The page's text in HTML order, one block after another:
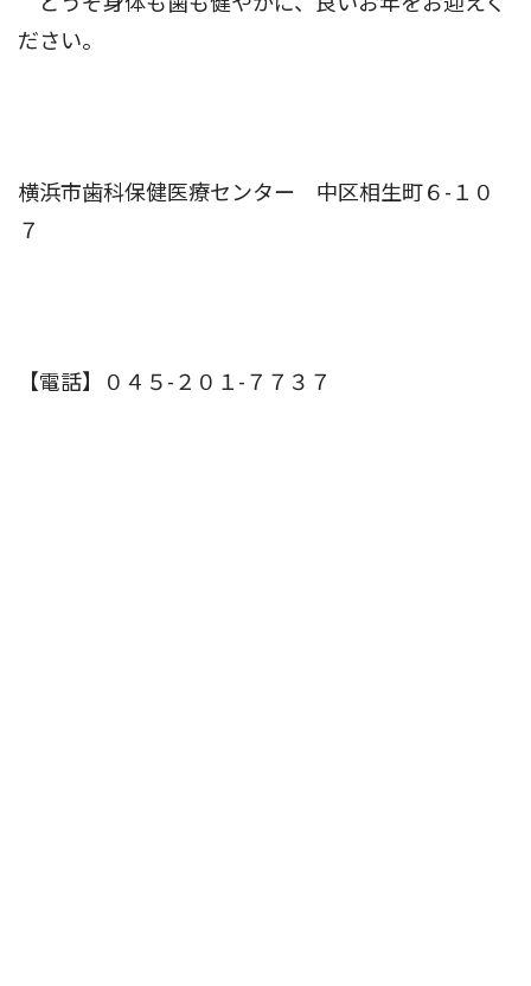
ださい。
横浜市歯科保健医療センター 中区相生町６-１０
７
【電話】０４５-２０１-７７３７